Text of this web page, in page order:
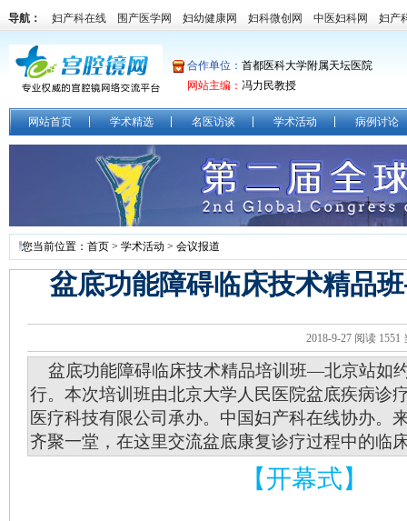
导航： 妇产科在线 围产医学网 妇幼健康网 妇科微创网 中医妇科网 妇产
合作单位： 首都医科大学附属天坛医院
网站主编： 冯力民教授
网站首页 学术精选 名医访谈 学术活动 病例讨论
您当前位置： 首页 > 学术活动 > 会议报道
盆底功能障碍临床技术精品
2018-9-27 阅读 1551
盆底功能障碍临床技术精品培训班—北京站如
行。本次培训班由北京大学人民医院盆底疾病诊
医疗科技有限公司承办。中国妇产科在线协办。
齐聚一堂，在这里交流盆底康复诊疗过程中的临
【开幕式】